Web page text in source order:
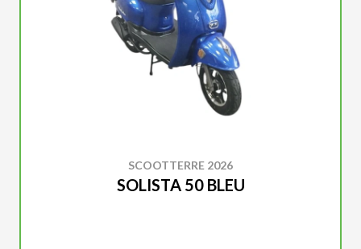
SCOOTTERRE 2026
SOLISTA 50 BLEU